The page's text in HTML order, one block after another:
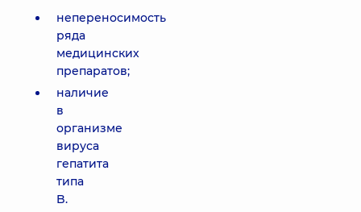
непереносимость
ряда
медицинских
препаратов;
наличие
в
организме
вируса
гепатита
типа
B.